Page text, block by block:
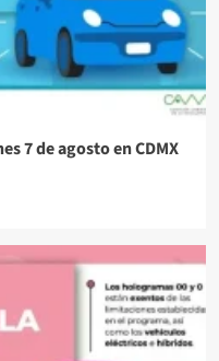
7 de agosto en CDMX